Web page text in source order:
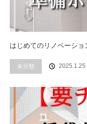
はじめてのリノベーシ
未分類 2025.1.25